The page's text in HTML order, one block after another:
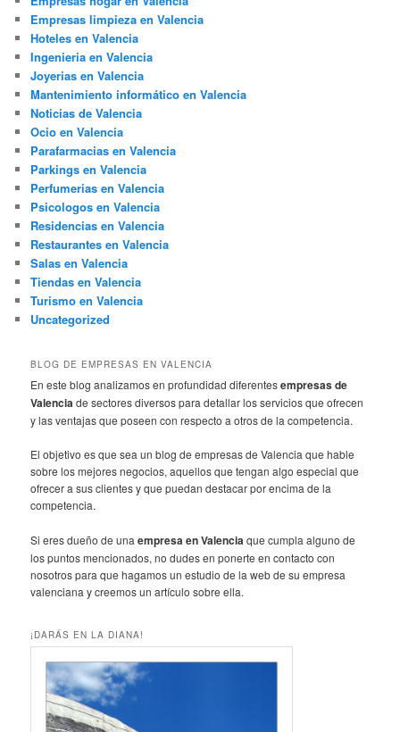
Empresas limpieza en Valencia
Hoteles en Valencia
Ingenieria en Valencia
Joyerias en Valencia
Mantenimiento informático en Valencia
Noticias de Valencia
Ocio en Valencia
Parafarmacias en Valencia
Parkings en Valencia
Perfumerias en Valencia
Psicologos en Valencia
Residencias en Valencia
Restaurantes en Valencia
Salas en Valencia
Tiendas en Valencia
Turismo en Valencia
Uncategorized
BLOG DE EMPRESAS EN VALENCIA
En este blog analizamos en profundidad diferentesempresas de
Valenciade sectores diversos para detallar los servicios que ofrecen
y las ventajas que poseen con respecto a otros de la competencia.
El objetivo es que sea un blog de empresas de Valencia que hable
sobre los mejores negocios, aquellos que tengan algo especial que
ofrecer a sus clientes y que puedan destacar por encima de la
competencia.
Si eres dueño de unaempresa en Valenciaque cumpla alguno de
los puntos mencionados, no dudes en ponerte en contacto con
nosotros para que hagamos un estudio de la web de su empresa
valenciana y creemos un artículo sobre ella.
¡DARÁS EN LA DIANA!